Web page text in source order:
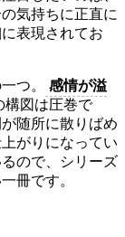
気持ちに正直に
表現されてお
つ。
感情が溢
構図は圧巻で
随所に散りばめ
がりになってい
ので、シリーズ
冊です。